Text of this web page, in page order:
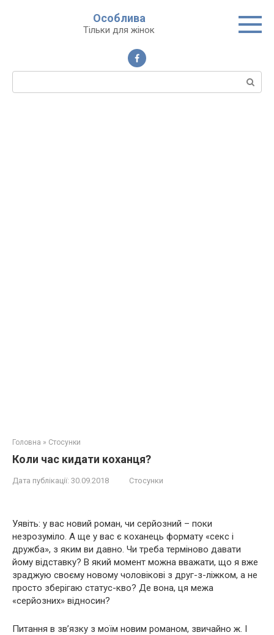
Особлива
Тільки для жінок
Пошук:
Головна » Стосунки
Коли час кидати коханця?
Дата публікації: 30.09.2018 Стосунки
Уявіть: у вас новий роман, чи серйозний – поки
незрозуміло. А ще у вас є коханець формату «ceкс і
дружба», з яким ви давно. Чи треба терміново давати
йому відставку? В який момент можна вважати, що я вже
зраджую своєму новому чоловікові з друг-з-ліжком, а не
просто зберігаю статус-кво? Де вона, ця межа
«серйозних» відносин?
Питання в зв’язку з моїм новим романом, звичайно ж. І